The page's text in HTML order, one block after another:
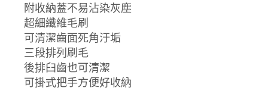
附收納蓋不易沾染灰塵
超細纖維毛刷
可清潔齒面死角汙垢
三段排列刷毛
後排臼齒也可清潔
可掛式把手方便好收納